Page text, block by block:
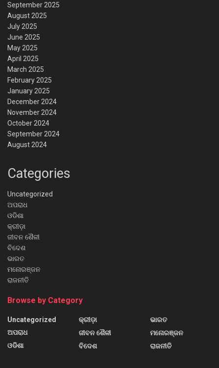
September 2025
August 2025
July 2025
June 2025
May 2025
April 2025
March 2025
February 2025
January 2025
December 2024
November 2024
October 2024
September 2024
August 2024
Categories
Uncategorized
ଅପରାଧ
ଓଡିଶା
କ୍ରୀଡ଼ା
ଜୀବନ ଶୈଳୀ
ବିଦେଶ
ଭାରତ
ମନୋରଞ୍ଜନ
ରାଜନୀତି
Browse by Category
Uncategorized
ଅପରାଧ
ଓଡିଶା
କ୍ରୀଡ଼ା
ଜୀବନ ଶୈଳୀ
ବିଦେଶ
ଭାରତ
ମନୋରଞ୍ଜନ
ରାଜନୀତି